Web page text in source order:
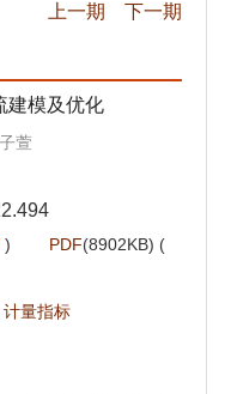
上一期
下一期
建模及优化
萱
) PDF(8902KB) (
计量指标